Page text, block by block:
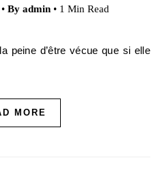
• By admin • 1 Min Read
MORE